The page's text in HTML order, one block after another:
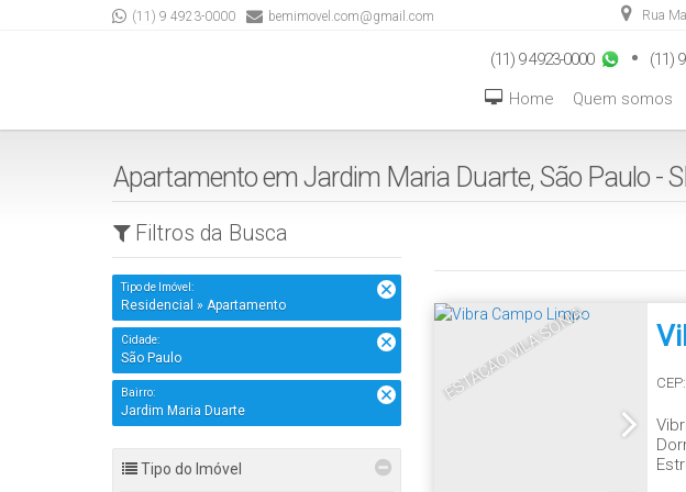
Rua
(11) 9 4923-0000 bemimovel.com@gmail.com
(11) 9 4923-0000 (11)
Quem somos
Home
Apartamento em Jardim Maria Duarte, São Paulo -
Filtros da Busca
Tipo de Imóvel:
Residencial » Apartamento
Cidade:
São Paulo
Bairro:
Jardim Maria Duarte
Tipo do Imóvel
ESTAÇÃO VILA SÔNIA